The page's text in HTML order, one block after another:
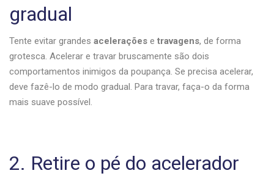
gradual
Tente evitar grandes acelerações e travagens, de forma
grotesca. Acelerar e travar bruscamente são dois
comportamentos inimigos da poupança. Se precisa acelerar,
deve fazê-lo de modo gradual. Para travar, faça-o da forma
mais suave possível.
2. Retire o pé do acelerador